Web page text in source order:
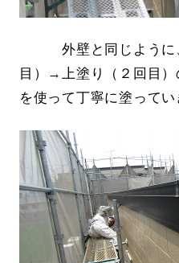
外壁と同じように
目）→上塗り（２回目
を使って丁寧に塗ってい